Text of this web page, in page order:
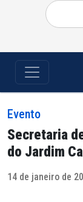
Pesquisar
por:
Evento
Secretaria
do Jardim
14 de janeiro de